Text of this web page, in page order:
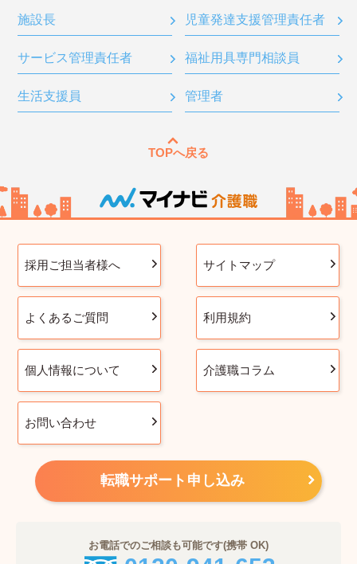
施設長 児童発達支援管理責任者
サービス管理責任者 福祉用具専門相談員
生活支援員 管理者
TOPへ戻る
採用ご担当者様へ サイトマップ
よくあるご質問 利用規約
個人情報について 介護職コラム
お問い合わせ
転職サポート申し込み
お電話でのご相談も可能です(携帯 OK)